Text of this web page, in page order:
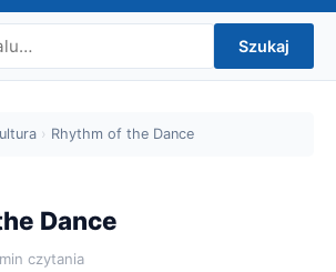
Szukaj
› Rhythm of the Dance
Dance
czytania